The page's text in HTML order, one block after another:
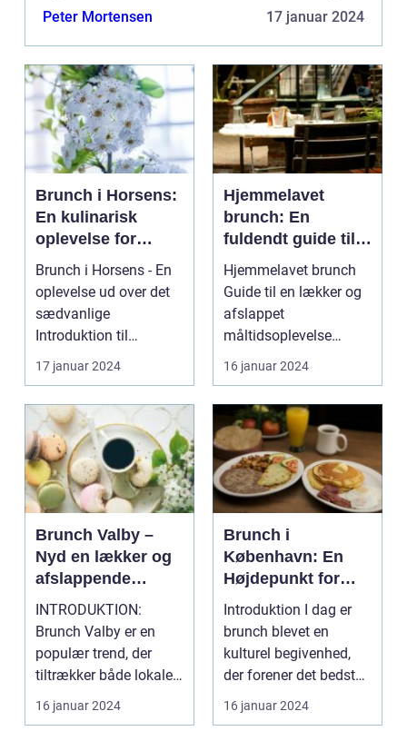
brunchen i Svendborg og give dig et indblik i, hvad
Peter Mortensen 17 januar 2024
Brunch i Horsens:
En kulinarisk
oplevelse for
eventyrrejsende
og backpackere
Brunch i Horsens - En
oplevelse ud over det
sædvanlige
Introduktion til
brunchkulturen i
17 januar 2024
Hjemmelavet
brunch: En
fuldendt guide til
en lækker og
afslappet
måltidsoplevelse
Hjemmelavet brunch
Guide til en lækker og
afslappet
måltidsoplevelse
Hjemmelavet brunch er
blevet ...
16 januar 2024
Brunch Valby –
Nyd en lækker og
afslappende
morgenmad i det
charmerende
kvarter
INTRODUKTION:
Brunch Valby er en
populær trend, der
tiltrækker både lokale
og turister med sin
unikk...
16 januar 2024
Brunch i
København: En
Højdepunkt for
Eventyrrejsende
og Backpackere
Introduktion I dag er
brunch blevet en
kulturel begivenhed,
der forener det bedste
fra morgenmad og...
16 januar 2024